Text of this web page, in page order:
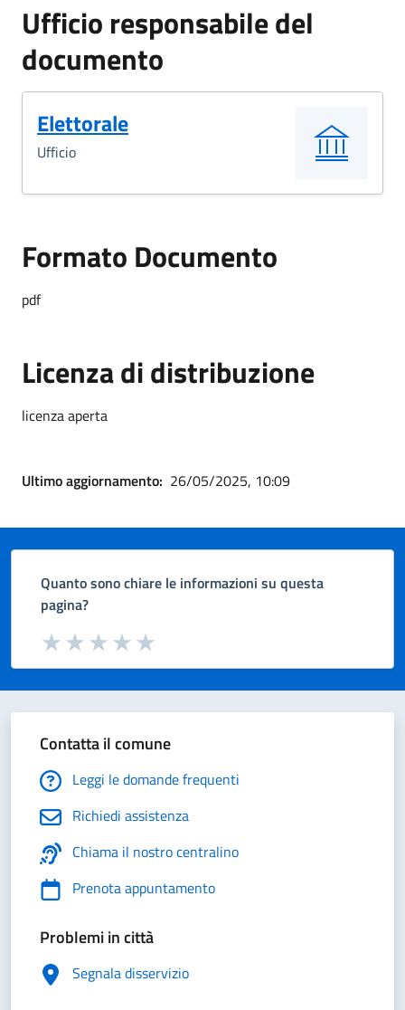
Ufficio responsabile del
documento
Elettorale
Ufficio
Formato Documento
pdf
Licenza di distribuzione
licenza aperta
Ultimo aggiornamento: 26/05/2025, 10:09
Quanto sono chiare le informazioni su questa
pagina?
Valuta da 1 a 5 stelle la pagina
Valuta 5 stelle su 5
Valuta 4 stelle su 5
Valuta 3 stelle su 5
Valuta 2 stelle su 5
Valuta 1 stelle su 5
Contatta il comune
Leggi le domande frequenti
Richiedi assistenza
Chiama il nostro centralino
Prenota appuntamento
Problemi in città
Segnala disservizio